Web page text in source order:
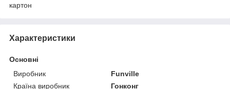
картон
Характеристики
Основні
Виробник
Funville
Країна виробник
Гонконг